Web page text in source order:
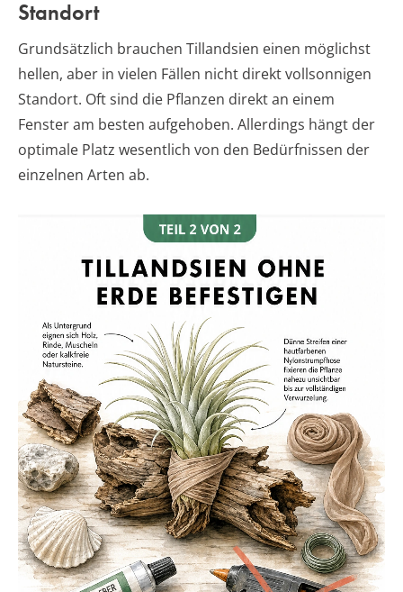
Standort
Grundsätzlich brauchen Tillandsien einen möglichst
hellen, aber in vielen Fällen nicht direkt vollsonnigen
Standort. Oft sind die Pflanzen direkt an einem
Fenster am besten aufgehoben. Allerdings hängt der
optimale Platz wesentlich von den Bedürfnissen der
einzelnen Arten ab.